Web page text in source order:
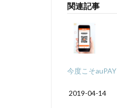
関連記事
今度こそauPAY
2019-04-14